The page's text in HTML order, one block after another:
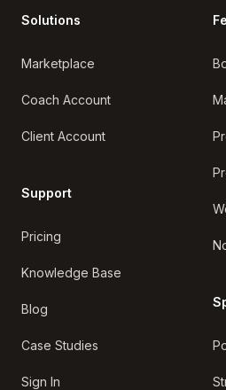
Solutions
Marketplace
Coach Account
Client Account
Support
Pricing
Knowledge Base
Blog
Case Studies
Sign In